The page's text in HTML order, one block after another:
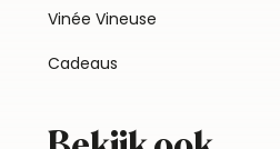
Vinée Vineuse
Cadeaus